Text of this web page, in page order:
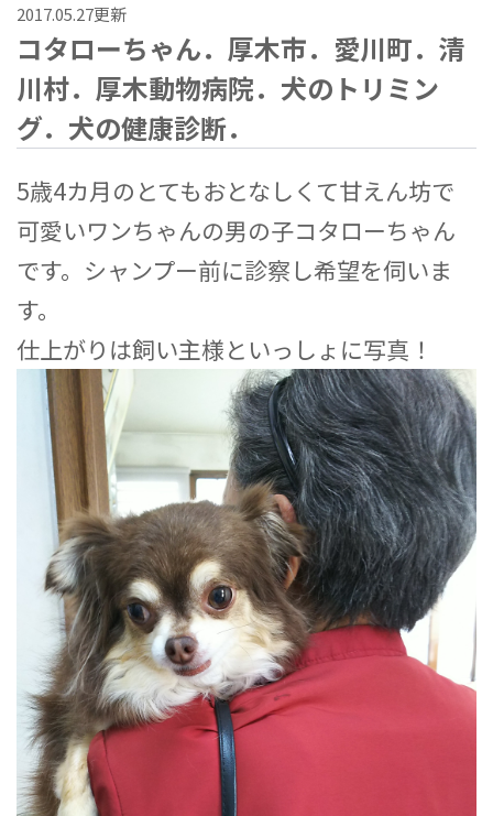
2017.05.27更新
コタローちゃん．厚木市．愛川町．清
川村．厚木動物病院．犬のトリミン
グ．犬の健康診断．
5歳4カ月のとてもおとなしくて甘えん坊で
可愛いワンちゃんの男の子コタローちゃん
です。シャンプー前に診察し希望を伺いま
す。
仕上がりは飼い主様といっしょに写真！